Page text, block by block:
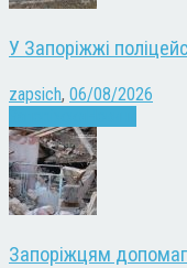
У Запоріжжі
zapsich, 06/08/2026
Запоріжцям